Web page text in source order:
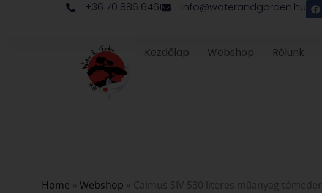
+36 70 886 6461 info@waterandgarden.hu F
a
c
Kezdőlap Webshop Rólunk
Home » Webshop » Calmus SIV 530 literes műanyag tómeder